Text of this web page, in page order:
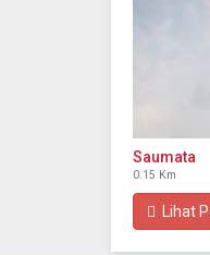
Saumata
0.15 Km
Lihat